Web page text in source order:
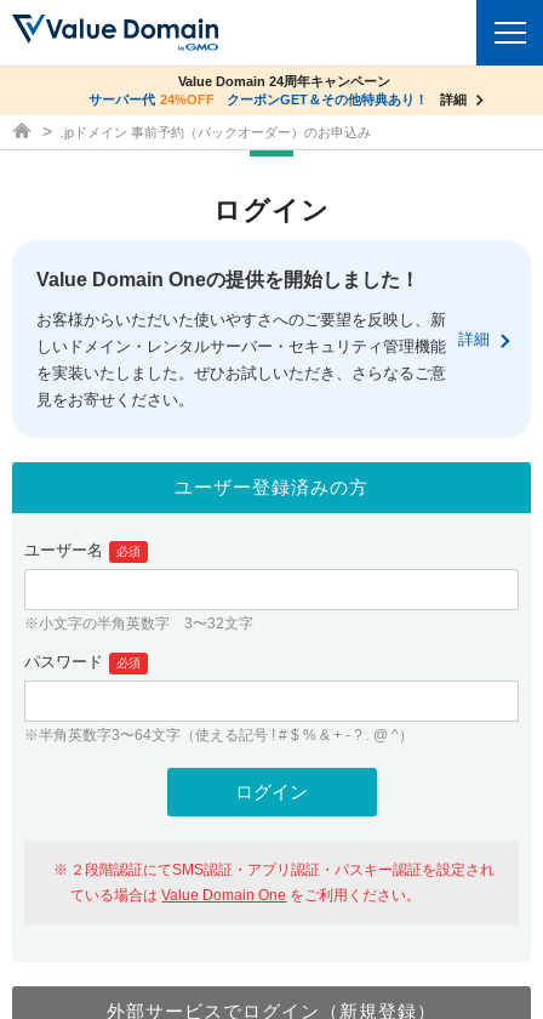
ドメイントップ
ドメイン移管
ドメイン価格一覧
ドメイン一括検索
.jpドメインオークション
gTLDオークション NEW!
.jpドメインバックオーダー
プレミアムドメイン
人気ドメインの種類
WHOIS検索
コアサーバー
バリューサーバー
XREA
セキュリティトップ
Value Domain ネットde診断
SSL証明書
サービストップ
お得意様割引
紹介制度
バリュードメインAPI
ドメイン・ホスティングOEM
facebook
ログイン
従来のバリュードメインをご利用希望の方
Value Domainにログイン
おすすめ One レンタルサーバーを含む最新の機能を使う方
ユーザー登録
co.jpドメイン✕コアサーバーV2ビジネス応援キャンペーン
サーバー料金1年間無料
詳細
Value Domain 24周年キャンペーン
サーバー代 24%OFF クーポンGET＆その他特典あり！ 詳細
ドメイン取得ならバリュードメイン
.jpドメイン 事前予約（バックオーダー）のお申込み
ログイン
Value Domain Oneの提供を開始しました！
お客様からいただいた使いやすさへのご要望を反映し、新
しいドメイン・レンタルサーバー・セキュリティ管理機能
を実装いたしました。ぜひお試しいただき、さらなるご意
見をお寄せください。
詳細
ユーザー登録済みの方
ユーザー名 必須
※小文字の半角英数字 3〜32文字
パスワード 必須
※半角英数字3〜64文字（使える記号 ! # $ % & + - ? . @ ^）
２段階認証にてSMS認証・アプリ認証・パスキー認証を設定され
ている場合はValue Domain One をご利用ください。
外部サービスでログイン（新規登録）